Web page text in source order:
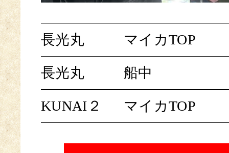
長光丸 マイカTOP
長光丸 船中
KUNAI２ マイカTOP